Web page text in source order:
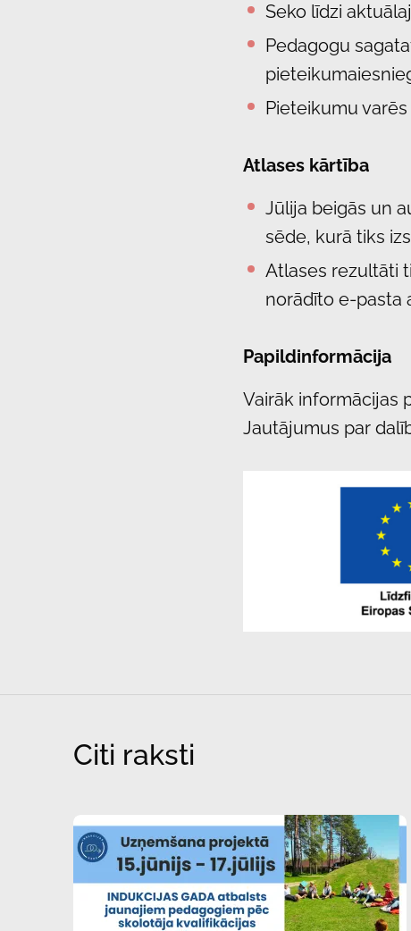
Seko līdzi
Pedagogu
Pieteikumu
Atlases kārtība
Jūlija beigās un
sēde, kurā tiks
Atlases rezultāti
norādīto e-pasta
Papildinformācija
Vairāk informācijas
Jautājumus par
Citi raksti